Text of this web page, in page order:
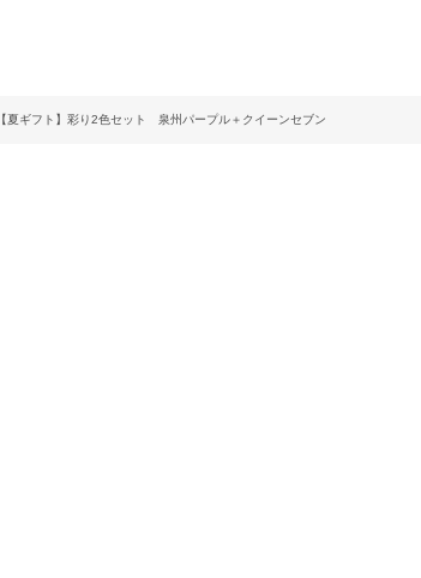
【夏ギフト】彩り2色セット 泉州パープル＋クイーンセブン